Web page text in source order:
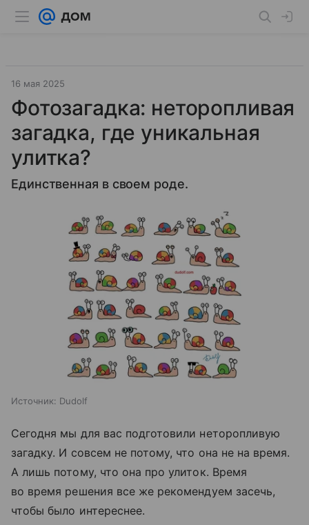
16 мая 2025
Фотозагадка: неторопливая
загадка, где уникальная
улитка?
Единственная в своем роде.
Источник: Dudolf
Сегодня мы для вас подготовили неторопливую
загадку. И совсем не потому, что она не на время.
А лишь потому, что она про улиток. Время
во время решения все же рекомендуем засечь,
чтобы было интереснее.